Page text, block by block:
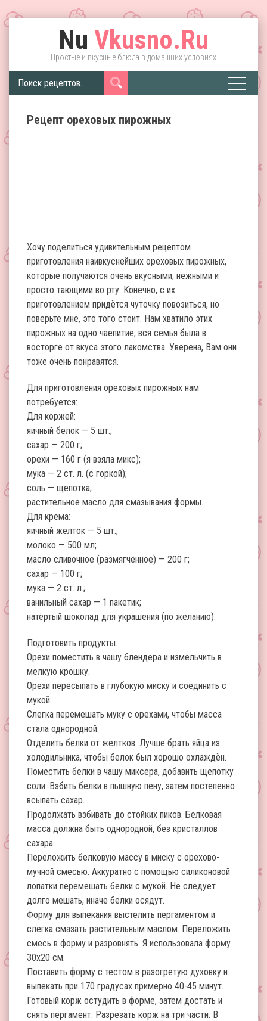
Nu Vkusno.Ru
Простые и вкусные блюда в домашних условиях
Рецепт ореховых пирожных
Хочу поделиться удивительным рецептом
приготовления наивкуснейших ореховых пирожных,
которые получаются очень вкусными, нежными и
просто тающими во рту. Конечно, с их
приготовлением придётся чуточку повозиться, но
поверьте мне, это того стоит. Нам хватило этих
пирожных на одно чаепитие, вся семья была в
восторге от вкуса этого лакомства. Уверена, Вам они
тоже очень понравятся.
Для приготовления ореховых пирожных нам
потребуется:
Для коржей:
яичный белок — 5 шт.;
сахар — 200 г;
орехи — 160 г (я взяла микс);
мука — 2 ст. л. (с горкой);
соль — щепотка;
растительное масло для смазывания формы.
Для крема:
яичный желток — 5 шт.;
молоко — 500 мл;
масло сливочное (размягчённое) — 200 г;
сахар — 100 г;
мука — 2 ст. л.;
ванильный сахар — 1 пакетик;
натёртый шоколад для украшения (по желанию).
Подготовить продукты.
Орехи поместить в чашу блендера и измельчить в
мелкую крошку.
Орехи пересыпать в глубокую миску и соединить с
мукой.
Слегка перемешать муку с орехами, чтобы масса
стала однородной.
Отделить белки от желтков. Лучше брать яйца из
холодильника, чтобы белок был хорошо охлаждён.
Поместить белки в чашу миксера, добавить щепотку
соли. Взбить белки в пышную пену, затем постепенно
всыпать сахар.
Продолжать взбивать до стойких пиков. Белковая
масса должна быть однородной, без кристаллов
сахара.
Переложить белковую массу в миску с орехово-
мучной смесью. Аккуратно с помощью силиконовой
лопатки перемешать белки с мукой. Не следует
долго мешать, иначе белки осядут.
Форму для выпекания выстелить пергаментом и
слегка смазать растительным маслом. Переложить
смесь в форму и разровнять. Я использовала форму
30х20 см.
Поставить форму с тестом в разогретую духовку и
выпекать при 170 градусах примерно 40-45 минут.
Готовый корж остудить в форме, затем достать и
снять пергамент. Разрезать корж на три части. В